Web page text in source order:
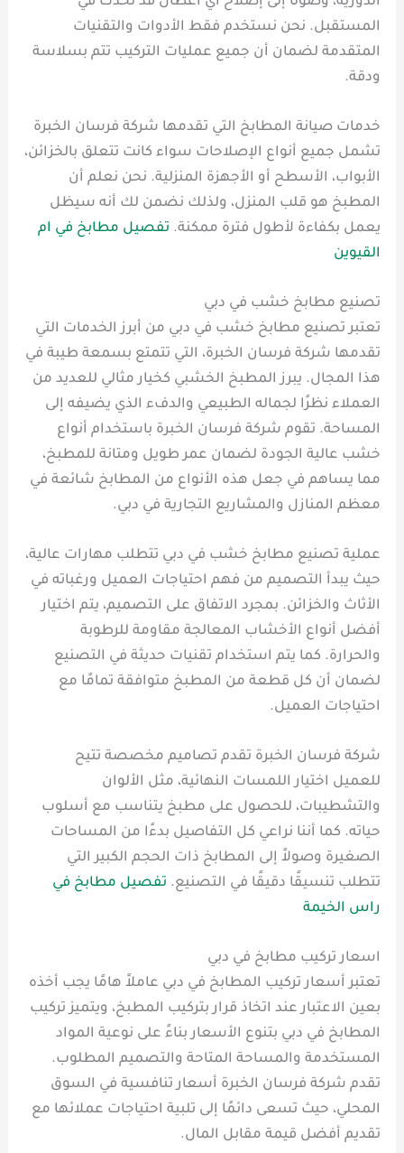
المستقبل. نحن نستخدم فقط الأدوات والتقنيات
المتقدمة لضمان أن جميع عمليات التركيب تتم بسلاسة
ودقة.
خدمات صيانة المطابخ التي تقدمها شركة فرسان الخبرة
تشمل جميع أنواع الإصلاحات سواء كانت تتعلق بالخزائن،
الأبواب، الأسطح أو الأجهزة المنزلية. نحن نعلم أن
المطبخ هو قلب المنزل، ولذلك نضمن لك أنه سيظل
يعمل بكفاءة لأطول فترة ممكنة. تفصيل مطابخ في ام
القيوين
تصنيع مطابخ خشب في دبي
تعتبر تصنيع مطابخ خشب في دبي من أبرز الخدمات التي
تقدمها شركة فرسان الخبرة، التي تتمتع بسمعة طيبة في
هذا المجال. يبرز المطبخ الخشبي كخيار مثالي للعديد من
العملاء نظرًا لجماله الطبيعي والدفء الذي يضيفه إلى
المساحة. تقوم شركة فرسان الخبرة باستخدام أنواع
خشب عالية الجودة لضمان عمر طويل ومتانة للمطبخ،
مما يساهم في جعل هذه الأنواع من المطابخ شائعة في
معظم المنازل والمشاريع التجارية في دبي.
عملية تصنيع مطابخ خشب في دبي تتطلب مهارات عالية،
حيث يبدأ التصميم من فهم احتياجات العميل ورغباته في
الأثاث والخزائن. بمجرد الاتفاق على التصميم، يتم اختيار
أفضل أنواع الأخشاب المعالجة مقاومة للرطوبة
والحرارة. كما يتم استخدام تقنيات حديثة في التصنيع
لضمان أن كل قطعة من المطبخ متوافقة تمامًا مع
احتياجات العميل.
شركة فرسان الخبرة تقدم تصاميم مخصصة تتيح
للعميل اختيار اللمسات النهائية، مثل الألوان
والتشطيبات، للحصول على مطبخ يتناسب مع أسلوب
حياته. كما أننا نراعي كل التفاصيل بدءًا من المساحات
الصغيرة وصولاً إلى المطابخ ذات الحجم الكبير التي
تتطلب تنسيقًا دقيقًا في التصنيع. تفصيل مطابخ في
راس الخيمة
اسعار تركيب مطابخ في دبي
تعتبر أسعار تركيب المطابخ في دبي عاملاً هامًا يجب أخذه
بعين الاعتبار عند اتخاذ قرار بتركيب المطبخ، ويتميز تركيب
المطابخ في دبي بتنوع الأسعار بناءً على نوعية المواد
المستخدمة والمساحة المتاحة والتصميم المطلوب.
تقدم شركة فرسان الخبرة أسعار تنافسية في السوق
المحلي، حيث تسعى دائمًا إلى تلبية احتياجات عملائها مع
تقديم أفضل قيمة مقابل المال.